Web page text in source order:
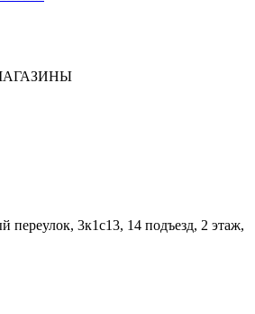
переулок, 3к1с13, 14 подъезд, 2 этаж,